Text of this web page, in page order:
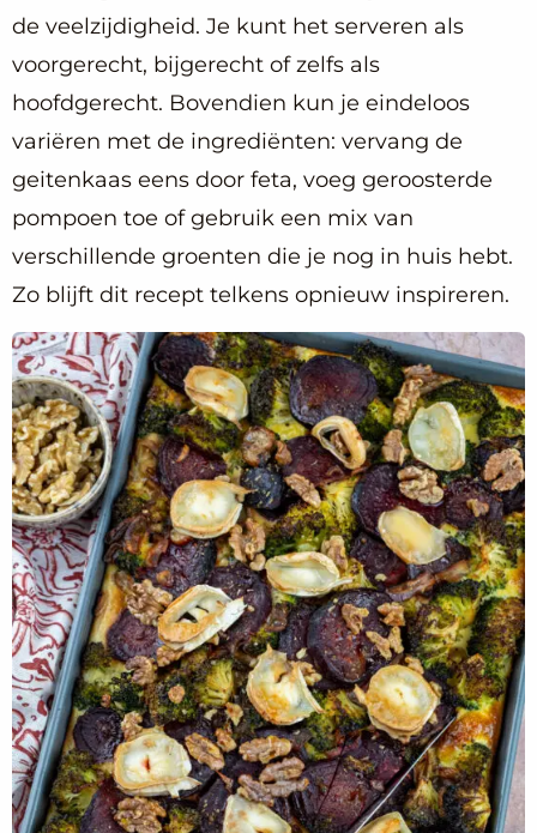
de veelzijdigheid. Je kunt het serveren als
voorgerecht, bijgerecht of zelfs als
hoofdgerecht. Bovendien kun je eindeloos
variëren met de ingrediënten: vervang de
geitenkaas eens door feta, voeg geroosterde
pompoen toe of gebruik een mix van
verschillende groenten die je nog in huis hebt.
Zo blijft dit recept telkens opnieuw inspireren.